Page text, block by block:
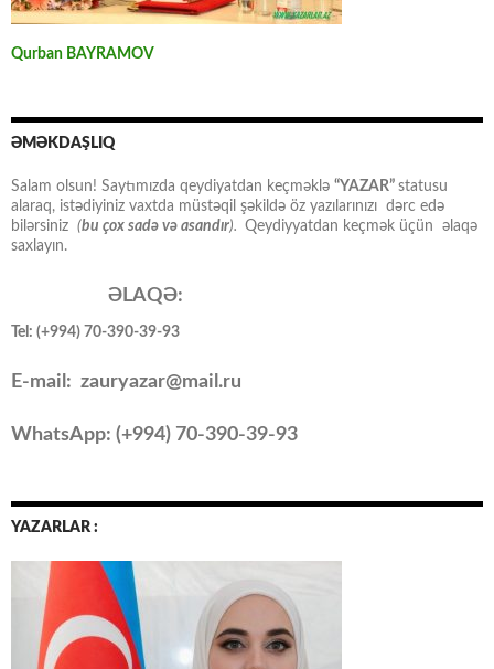
Qurban BAYRAMOV
ƏMƏKDAŞLIQ
Salam olsun! Saytımızda qeydiyatdan keçməklə “YAZAR” statusu
alaraq, istədiyiniz vaxtda müstəqil şəkildə öz yazılarınızı dərc edə
bilərsiniz (bu çox sadə və asandır). Qeydiyyatdan keçmək üçün əlaqə
saxlayın.
ƏLAQƏ:
Tel: (+994) 70-390-39-93
E-mail: zauryazar@mail.ru
WhatsApp: (+994) 70-390-39-93
YAZARLAR :